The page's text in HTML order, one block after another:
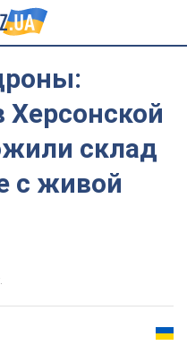
Херсонской
склад
с живой